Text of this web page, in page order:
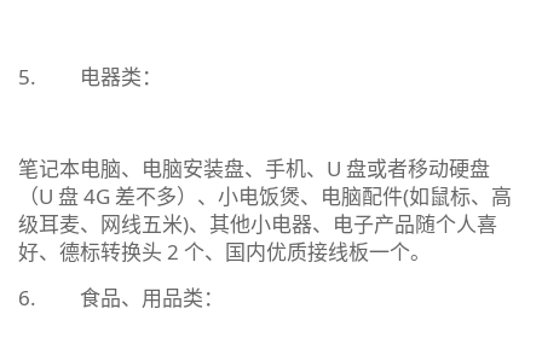
5. 电器类：
笔记本电脑、电脑安装盘、手机、U 盘或者移动硬盘
（U 盘 4G 差不多）、小电饭煲、电脑配件(如鼠标、高
级耳麦、网线五米)、其他小电器、电子产品随个人喜
好、德标转换头 2 个、国内优质接线板一个。
6. 食品、用品类：